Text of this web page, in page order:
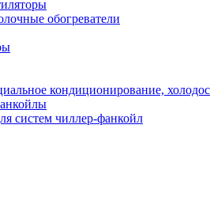
обогреватели
кондиционирование,
систем чиллер-фанкойл